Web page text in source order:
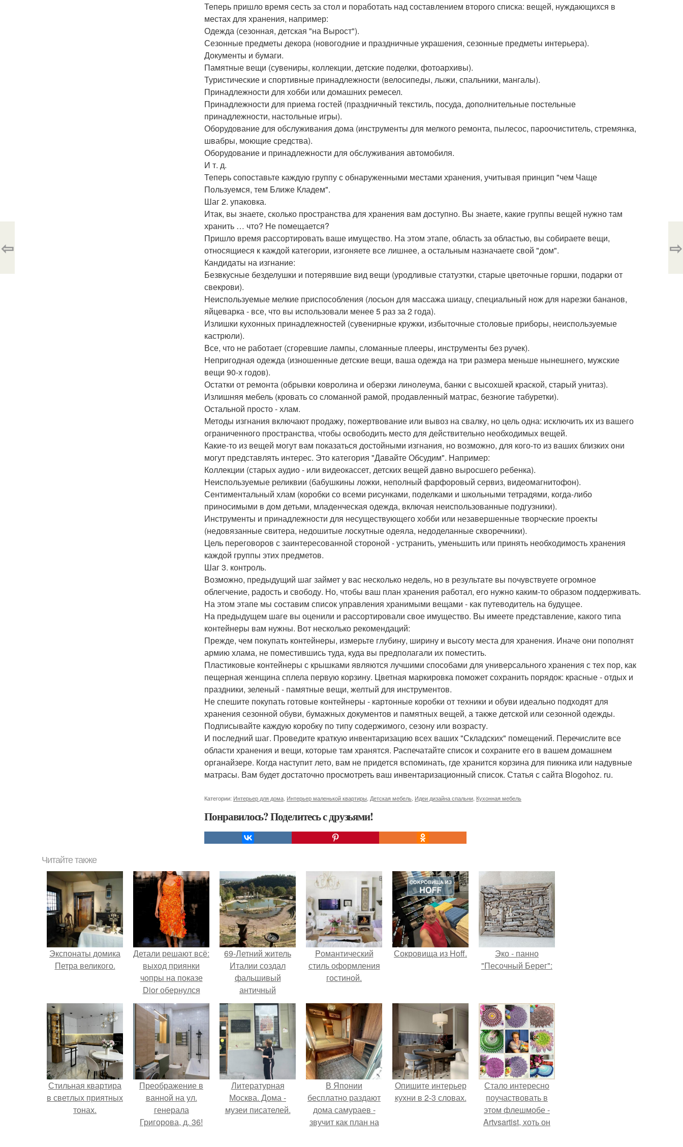
Теперь пришло время сесть за стол и поработать над составлением второго списка: вещей, нуждающихся в
местах для хранения, например:
Одежда (сезонная, детская "на Вырост").
Сезонные предметы декора (новогодние и праздничные украшения, сезонные предметы интерьера).
Документы и бумаги.
Памятные вещи (сувениры, коллекции, детские поделки, фотоархивы).
Туристические и спортивные принадлежности (велосипеды, лыжи, спальники, мангалы).
Принадлежности для хобби или домашних ремесел.
Принадлежности для приема гостей (праздничный текстиль, посуда, дополнительные постельные
принадлежности, настольные игры).
Оборудование для обслуживания дома (инструменты для мелкого ремонта, пылесос, пароочиститель, стремянка,
швабры, моющие средства).
Оборудование и принадлежности для обслуживания автомобиля.
И т. д.
Теперь сопоставьте каждую группу с обнаруженными местами хранения, учитывая принцип "чем Чаще
Пользуемся, тем Ближе Кладем".
Шаг 2. упаковка.
Итак, вы знаете, сколько пространства для хранения вам доступно. Вы знаете, какие группы вещей нужно там
хранить … что? Не помещается?
Пришло время рассортировать ваше имущество. На этом этапе, область за областью, вы собираете вещи,
относящиеся к каждой категории, изгоняете все лишнее, а остальным назначаете свой "дом".
Кандидаты на изгнание:
Безвкусные безделушки и потерявшие вид вещи (уродливые статуэтки, старые цветочные горшки, подарки от
свекрови).
Неиспользуемые мелкие приспособления (лосьон для массажа шиацу, специальный нож для нарезки бананов,
яйцеварка - все, что вы использовали менее 5 раз за 2 года).
Излишки кухонных принадлежностей (сувенирные кружки, избыточные столовые приборы, неиспользуемые
кастрюли).
Все, что не работает (сгоревшие лампы, сломанные плееры, инструменты без ручек).
Непригодная одежда (изношенные детские вещи, ваша одежда на три размера меньше нынешнего, мужские
вещи 90-х годов).
Остатки от ремонта (обрывки ковролина и оберзки линолеума, банки с высохшей краской, старый унитаз).
Излишняя мебель (кровать со сломанной рамой, продавленный матрас, безногие табуретки).
Остальной просто - хлам.
Методы изгнания включают продажу, пожертвование или вывоз на свалку, но цель одна: исключить их из вашего
ограниченного пространства, чтобы освободить место для действительно необходимых вещей.
Какие-то из вещей могут вам показаться достойными изгнания, но возможно, для кого-то из ваших близких они
могут представлять интерес. Это категория "Давайте Обсудим". Например:
Коллекции (старых аудио - или видеокассет, детских вещей давно выросшего ребенка).
Неиспользуемые реликвии (бабушкины ложки, неполный фарфоровый сервиз, видеомагнитофон).
Сентиментальный хлам (коробки со всеми рисунками, поделками и школьными тетрадями, когда-либо
приносимыми в дом детьми, младенческая одежда, включая неиспользованные подгузники).
Инструменты и принадлежности для несуществующего хобби или незавершенные творческие проекты
(недовязанные свитера, недошитые лоскутные одеяла, недоделанные скворечники).
Цель переговоров с заинтересованной стороной - устранить, уменьшить или принять необходимость хранения
каждой группы этих предметов.
Шаг 3. контроль.
Возможно, предыдущий шаг займет у вас несколько недель, но в результате вы почувствуете огромное
облегчение, радость и свободу. Но, чтобы ваш план хранения работал, его нужно каким-то образом поддерживать.
На этом этапе мы составим список управления хранимыми вещами - как путеводитель на будущее.
На предыдущем шаге вы оценили и рассортировали свое имущество. Вы имеете представление, какого типа
контейнеры вам нужны. Вот несколько рекомендаций:
Прежде, чем покупать контейнеры, измерьте глубину, ширину и высоту места для хранения. Иначе они пополнят
армию хлама, не поместившись туда, куда вы предполагали их поместить.
Пластиковые контейнеры с крышками являются лучшими способами для универсального хранения с тех пор, как
пещерная женщина сплела первую корзину. Цветная маркировка поможет сохранить порядок: красные - отдых и
праздники, зеленый - памятные вещи, желтый для инструментов.
Не спешите покупать готовые контейнеры - картонные коробки от техники и обуви идеально подходят для
хранения сезонной обуви, бумажных документов и памятных вещей, а также детской или сезонной одежды.
Подписывайте каждую коробку по типу содержимого, сезону или возрасту.
И последний шаг. Проведите краткую инвентаризацию всех ваших "Складских" помещений. Перечислите все
области хранения и вещи, которые там хранятся. Распечатайте список и сохраните его в вашем домашнем
органайзере. Когда наступит лето, вам не придется вспоминать, где хранится корзина для пикника или надувные
матрасы. Вам будет достаточно просмотреть ваш инвентаризационный список. Статья с сайта Blogohoz. ru.
Категории: Интерьер для дома Интерьер маленькой квартиры Детская мебель Идеи дизайна спальни Кухонная мебель
Понравилось? Поделитесь с друзьями!
⇦ ⇨
Читайте также
Экспонаты домика
Петра великого.
Детали решают всё:
выход приянки
чопры на показе
Dior обернулся
шквалом критики
из-за небрежного
пошива.
69-Летний житель
Италии создал
фальшивый
античный
амфитеатр и
долгое время
успешно выдавал
его за настоящее
историческое
наследие.
Pомантический
стиль оформления
гостиной.
Сокровища из Hoff.
Эко - панно
"Песочный Берег":
Стильная квартира
в светлых приятных
тонах.
Преображение в
ванной на ул.
генерала
Григорова, д. 36!
Литературная
Москва. Дома -
музеи писателей.
В Японии
бесплатно раздают
дома самураев -
звучит как план на
Опишите интерьер
кухни в 2-3 словах.
Стало интересно
поучаствовать в
этом флешмобе -
Artvsartist, хоть он